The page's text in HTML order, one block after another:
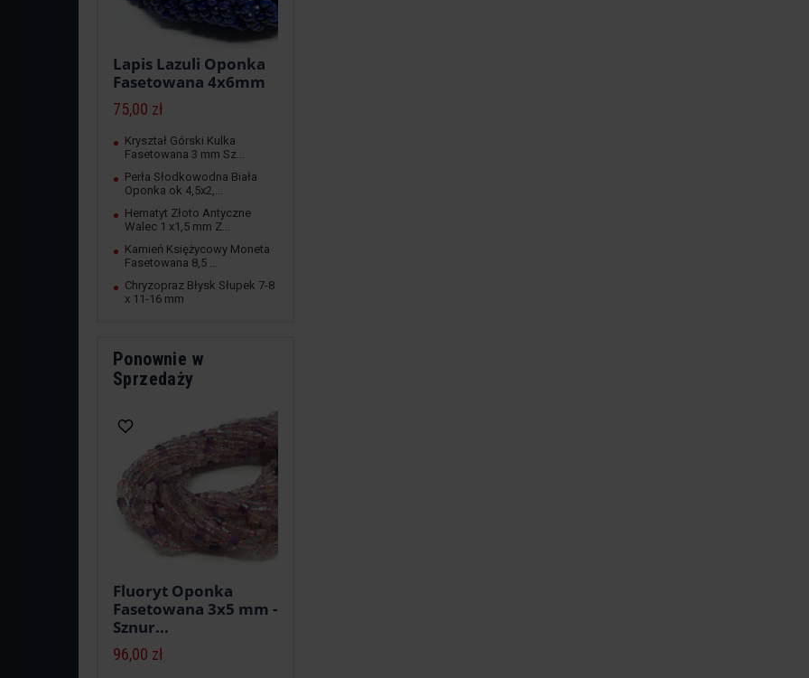
Lapis Lazuli Oponka
Fasetowana 4x6mm
75,00 zł
Kryształ Górski Kulka
Fasetowana 3 mm Sz...
Perła Słodkowodna Biała
Oponka ok 4,5x2,...
Hematyt Złoto Antyczne
Walec 1 x1,5 mm Z...
Kamień Księżycowy Moneta
Fasetowana 8,5 ...
Chryzopraz Błysk Słupek 7-8
x 11-16 mm
Ponownie w
Sprzedaży
Fluoryt Oponka
Fasetowana 3x5 mm -
Sznur...
96,00 zł